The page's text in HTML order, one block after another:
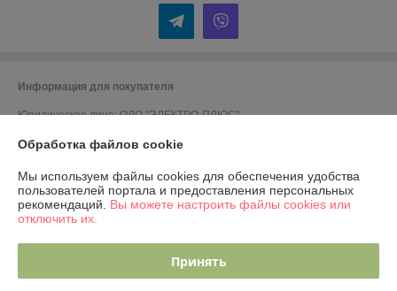
Информация для покупателя
Юридическое лицо:ОДО "ЭЛЕКТРО-ПЛЮС"
УНП: 590001816
Регистрационный орган: Гродненский городской исполком
Дата регистрации компании: 13.04.2001
Ссылка на свидетельство/лицензию
Обработка файлов cookie
Мы используем файлы cookies для обеспечения удобства
пользователей портала и предоставления персональных
рекомендаций. Вы можете настроить файлы cookies или
отключить их.
Принять